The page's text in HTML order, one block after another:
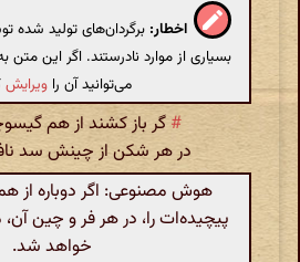
اخطار: برگردان‌های تولید
بسیاری از موارد نادرستند. اگر این
می‌توانید آن را ویرایش
#گر باز کشند از هم
در هر شکن از چینش سد
هوش مصنوعی: اگر دوباره از
پیچیده‌ات را، در هر فر و چین
خواهد شد.